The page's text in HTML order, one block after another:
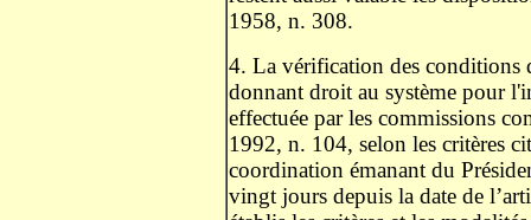
1958, n. 308.
4. La vérification des conditions
donnant droit au système pour
effectuée par les commissions
1992, n. 104, selon les critères
coordination émanant du
vingt jours depuis la date de